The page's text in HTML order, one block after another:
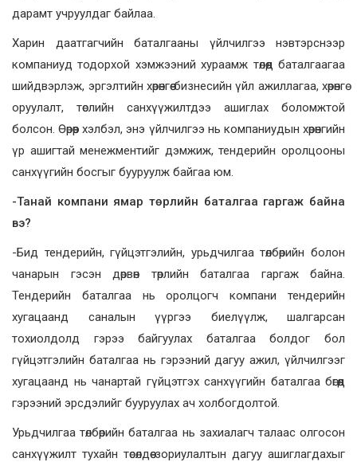
дарамт учруулдаг байлаа.
Харин даатгагчийн баталгааны үйлчилгээ нэвтэрснээр
компаниуд тодорхой хэмжээний хураамж төлөөд баталгаагаа
шийдвэрлэж, эргэлтийн хөрөнгөө бизнесийн үйл ажиллагаа, хөрөнгө
оруулалт, төслийн санхүүжилтдээ ашиглах боломжтой
болсон. Өөрөөр хэлбэл, энэ үйлчилгээ нь компаниудын хөрөнгийн
үр ашигтай менежментийг дэмжиж, тендерийн оролцооны
санхүүгийн босгыг бууруулж байгаа юм.
-Танай компани ямар төрлийн баталгаа гаргаж байна
вэ?
-Бид тендерийн, гүйцэтгэлийн, урьдчилгаа төлбөрийн болон
чанарын гэсэн дөрвөн төрлийн баталгаа гаргаж байна.
Тендерийн баталгаа нь оролцогч компани тендерийн
хугацаанд саналын үүргээ биелүүлж, шалгарсан
тохиолдолд гэрээ байгуулах баталгаа болдог бол
гүйцэтгэлийн баталгаа нь гэрээний дагуу ажил, үйлчилгээг
хугацаанд нь чанартай гүйцэтгэх санхүүгийн баталгаа бөгөөд
гэрээний эрсдэлийг бууруулах ач холбогдолтой.
Урьдчилгаа төлбөрийн баталгаа нь захиалагч талаас олгосон
санхүүжилт тухайн төсөлдөө зориулалтын дагуу ашиглагдахыг